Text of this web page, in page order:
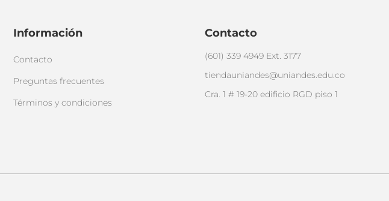
Información
Contacto
Preguntas frecuentes
Términos y condiciones
Contacto
(601) 339 4949 Ext. 3177
tiendauniandes@uniandes.edu.co
Cra. 1 # 19-20 edificio RGD piso 1